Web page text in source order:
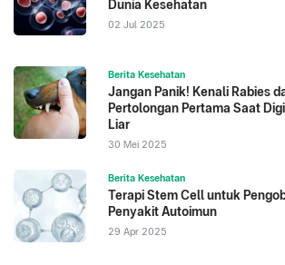
Dunia Kesehatan
02 Jul 2025
Berita Kesehatan
Jangan Panik! Kenali Rabies
Pertolongan Pertama Saat
Liar
30 Mei 2025
Berita Kesehatan
Terapi Stem Cell untuk
Penyakit Autoimun
29 Apr 2025